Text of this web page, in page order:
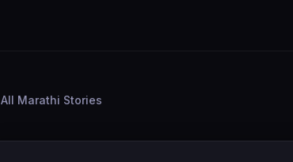
All Marathi Stories